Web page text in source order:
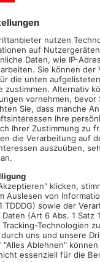
und Gas sind ab
senken
GmbH.
die Strom- als auch
Ein
von 3.500
so beispielweise
Energieversorgung
senken ihre Preise
AG bleiben die
Änderungen